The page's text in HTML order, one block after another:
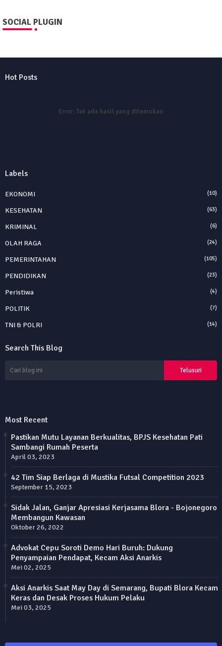
SOCIAL PLUGIN
Hot Posts
Error: Tak ada hasil yang ditemukan
Labels
EKONOMI (10)
KESEHATAN (63)
KRIMINAL (6)
OLAH RAGA (24)
PEMERINTAHAN (105)
PENDIDIKAN (23)
Peristiwa (4)
POLITIK (7)
TNI & POLRI (14)
Search This Blog
Most Recent
Pastikan Mutu Layanan Berkualitas, BPJS Kesehatan Pati
Sambangi Rumah Peserta
April 03, 2023
42 Tim Siap Berlaga di Mustika Futsal Competition 2023
September 15, 2023
Sidak Jalan, Ganjar Apresiasi Kerjasama Blora - Bojonegoro
Membangun Kawasan
Oktober 26, 2022
Advokat Cepu Soroti Demo Hari Buruh: Dukung
Penyampaian Pendapat, Kecam Aksi Anarkis
Mei 02, 2025
Aksi Anarkis Saat May Day di Semarang, Bupati Blora Kecam
Keras dan Desak Proses Hukum Pelaku
Mei 03, 2025